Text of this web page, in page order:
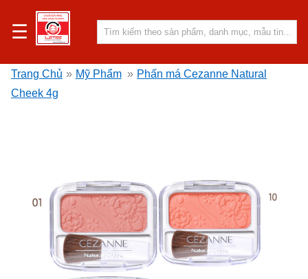
☰
Trang Chủ » Mỹ Phẩm » Phấn má Cezanne Natural
Cheek 4g